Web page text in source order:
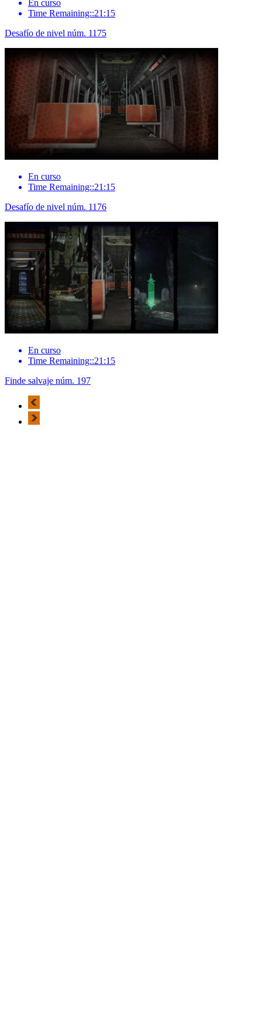
En curso
Time Remaining::21:15
Desafío de nivel núm. 1175
En curso
Time Remaining::21:15
Desafío de nivel núm. 1176
En curso
Time Remaining::21:15
Finde salvaje núm. 197